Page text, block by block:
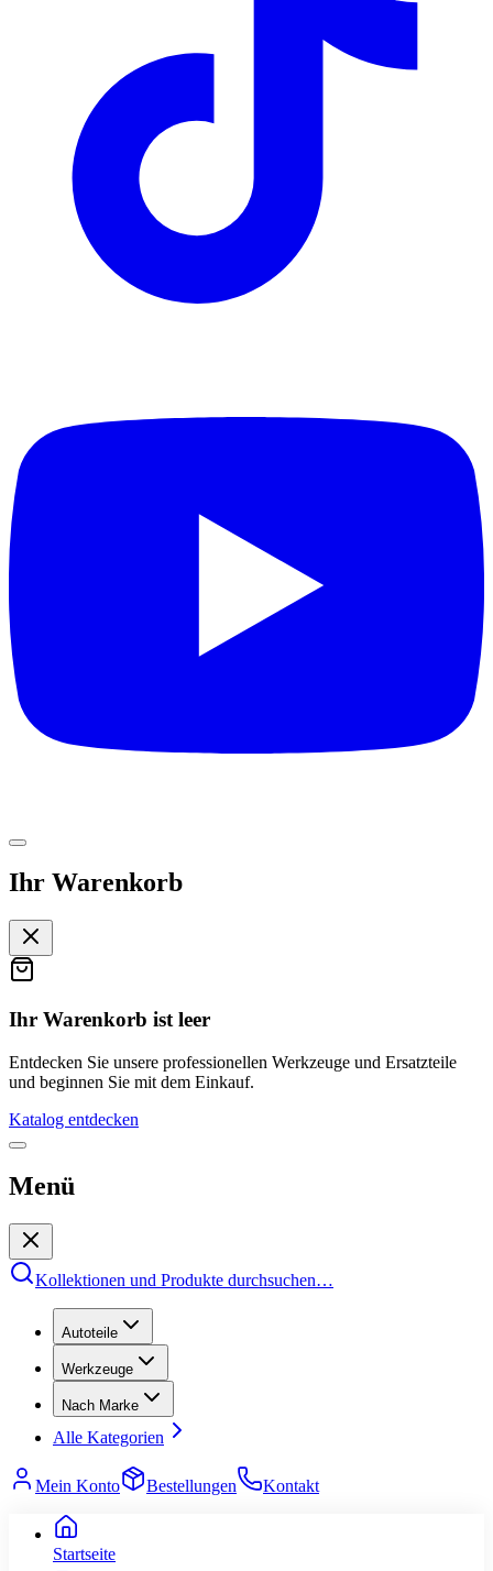
Ihr Warenkorb
Ihr Warenkorb ist leer
Entdecken Sie unsere professionellen Werkzeuge und Ersatzteile
und beginnen Sie mit dem Einkauf.
Katalog entdecken
Menü
Kollektionen und Produkte durchsuchen…
Autoteile
Werkzeuge
Nach Marke
Alle Kategorien
Mein Konto Bestellungen Kontakt
Startseite